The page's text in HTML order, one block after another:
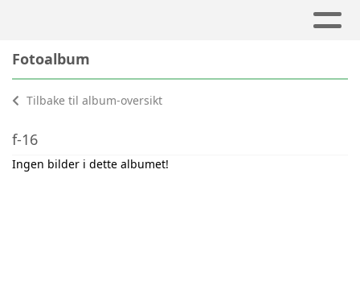
Fotoalbum
Tilbake til album-oversikt
f-16
Ingen bilder i dette albumet!